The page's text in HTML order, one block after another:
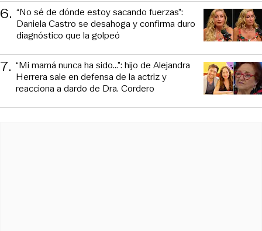
6. “No sé de dónde estoy sacando fuerzas”:
Daniela Castro se desahoga y confirma duro
diagnóstico que la golpeó
7. “Mi mamá nunca ha sido...”: hijo de Alejandra
Herrera sale en defensa de la actriz y
reacciona a dardo de Dra. Cordero